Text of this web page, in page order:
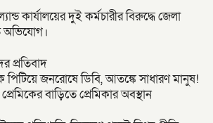
কার্যালয়ের দুই কর্মচারীর বিরুদ্ধে জেলা
অভিযোগ।
প্রতিবাদ
পিটিয়ে জনরোষে ডিবি, আতঙ্কে সাধারণ মানুষ!
বাড়িতে প্রেমিকার অবস্থান